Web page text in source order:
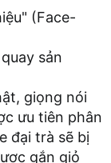
(Face-
sản
giọng nói
ưu tiên phân
đại trà sẽ bị
gắn giỏ